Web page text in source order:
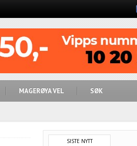
MAGERØYA VEL SØK
SISTE NYTT